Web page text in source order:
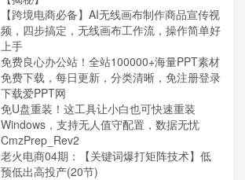
【跨境电商必备】AI无线画布制作商品宣传视
频，四步搞定，无线画布工作流，操作简单好
上手
免费良心办公站！全站100000+海量PPT素材
免费下载，每日更新，分类清晰，免注册登录
下载爱PPT网
免U盘重装！这工具让小白也可快速重装
Windows，支持无人值守配置，数据无忧
CmzPrep_Rev2
老火电商04期：【关键词爆打矩阵技术】低
预低出高投产(20节)